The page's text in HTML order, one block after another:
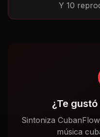
Y 10
¿Te
Sintoniza
música